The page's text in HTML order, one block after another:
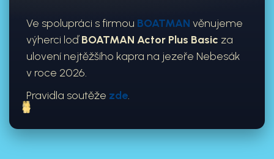
Ve spolupráci s firmou BOATMAN věnujeme
výherci loďBOATMAN Actor Plus Basic za
ulovení nejtěžšího kapra na jezeře Nebesák
v roce 2026.
Pravidla soutěže zde.